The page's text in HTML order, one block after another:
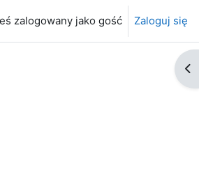
zalogowany jako gość Zaloguj się